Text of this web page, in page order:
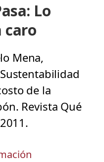
Lo
caro
Mena,
de la
Revista Qué